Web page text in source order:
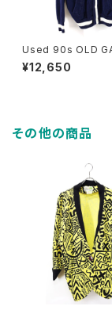
Used 90s OLD
White 2Tone
ardigan Size L 古
¥12,650
その他の商品